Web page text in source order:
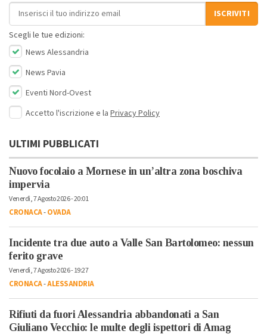
Indirizzo email
ISCRIVITI
Scegli le tue edizioni:
News Alessandria
News Pavia
Eventi Nord-Ovest
Accetto l'iscrizione e la Privacy Policy
ULTIMI PUBBLICATI
Nuovo focolaio a Mornese in un’altra zona boschiva
impervia
Venerdì, 7 Agosto 2026 - 20:01
CRONACA-OVADA
Incidente tra due auto a Valle San Bartolomeo: nessun
ferito grave
Venerdì, 7 Agosto 2026 - 19:27
CRONACA-ALESSANDRIA
Rifiuti da fuori Alessandria abbandonati a San
Giuliano Vecchio: le multe degli ispettori di Amag